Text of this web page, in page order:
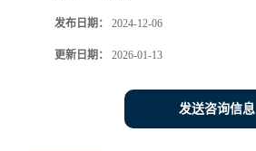
发布日期： 2024-12-06
更新日期： 2026-01-13
发送咨询信息